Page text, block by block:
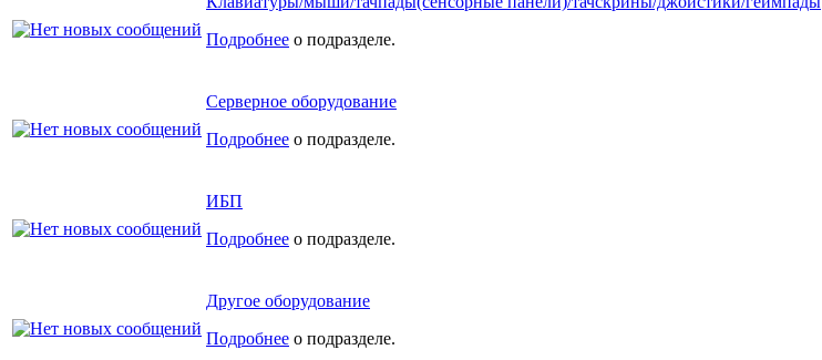
Подробнее о подразделе.
Серверное оборудование
Подробнее о подразделе.
ИБП
Подробнее о подразделе.
Другое оборудование
Подробнее о подразделе.